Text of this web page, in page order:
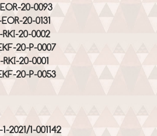
20-0093
20-0131
RKI-20-0002
20-P-0007
RKI-20-0001
20-P-0053
2021/1-001142